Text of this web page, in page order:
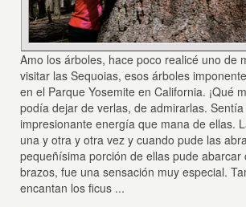
Amo los árboles, hace poco realicé uno de
visitar las Sequoias, esos árboles
en el Parque Yosemite en California. ¡Qué
podía dejar de verlas, de admirarlas.
impresionante energía que mana de ellas.
una y otra y otra vez y cuando pude las
pequeñísima porción de ellas pude abarcar
brazos, fue una sensación muy especial.
encantan los ficus ...